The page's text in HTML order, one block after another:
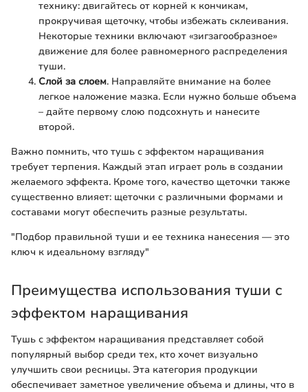
технику: двигайтесь от корней к кончикам,
прокручивая щеточку, чтобы избежать склеивания.
Некоторые техники включают «зигзагообразное»
движение для более равномерного распределения
туши.
Слой за слоем. Направляйте внимание на более
легкое наложение мазка. Если нужно больше объема
– дайте первому слою подсохнуть и нанесите
второй.
Важно помнить, что тушь с эффектом наращивания
требует терпения. Каждый этап играет роль в создании
желаемого эффекта. Кроме того, качество щеточки также
существенно влияет: щеточки с различными формами и
составами могут обеспечить разные результаты.
"Подбор правильной туши и ее техника нанесения — это
ключ к идеальному взгляду"
Преимущества использования туши с
эффектом наращивания
Тушь с эффектом наращивания представляет собой
популярный выбор среди тех, кто хочет визуально
улучшить свои ресницы. Эта категория продукции
обеспечивает заметное увеличение объема и длины, что в